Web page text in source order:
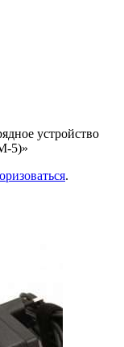
устройство
5)»
.